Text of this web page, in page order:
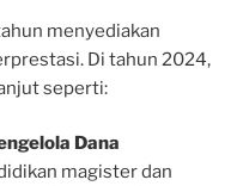
menyediakan
Di tahun 2024,
seperti:
Dana
magister dan